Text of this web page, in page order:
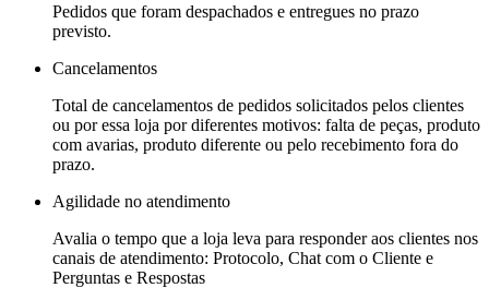
Pedidos que foram despachados e entregues no prazo
previsto.
Cancelamentos
Total de cancelamentos de pedidos solicitados pelos clientes
ou por essa loja por diferentes motivos: falta de peças, produto
com avarias, produto diferente ou pelo recebimento fora do
prazo.
Agilidade no atendimento
Avalia o tempo que a loja leva para responder aos clientes nos
canais de atendimento: Protocolo, Chat com o Cliente e
Perguntas e Respostas